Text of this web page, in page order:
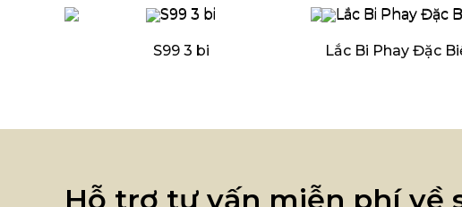
S99 3 bi Lắc Bi Phay Đặc
Hỗ trợ tư vấn miễn phí về